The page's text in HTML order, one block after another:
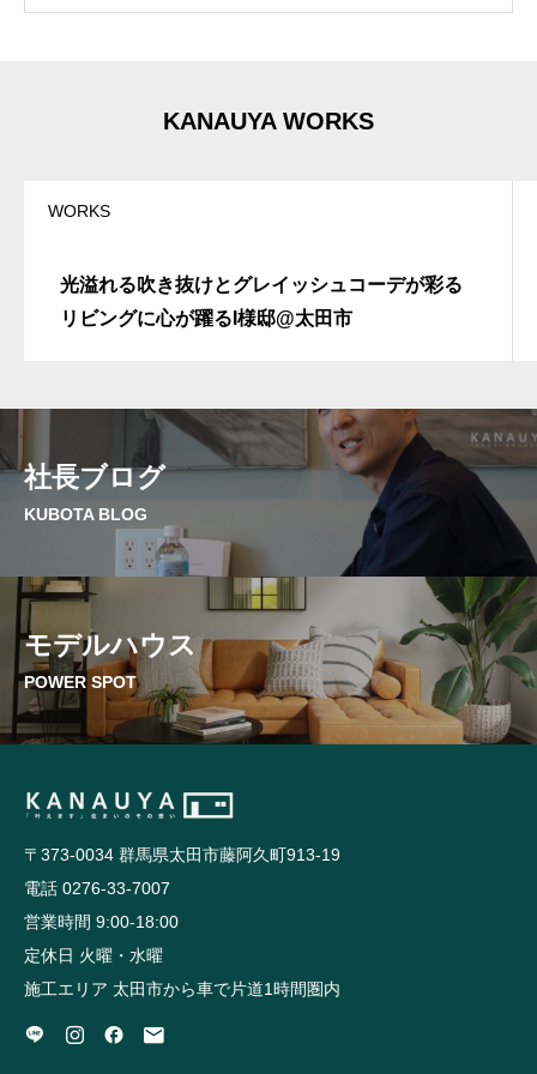
i
KANAUYA WORKS
WORKS
光溢れる吹き抜けとグレイッシュコーデが彩る
リビングに心が躍るI様邸@太田市
社長ブログ
KUBOTA BLOG
モデルハウス
POWER SPOT
〒373-0034 群馬県太田市藤阿久町913-19
電話 0276-33-7007
営業時間 9:00-18:00
定休日 火曜・水曜
施工エリア 太田市から車で片道1時間圏内